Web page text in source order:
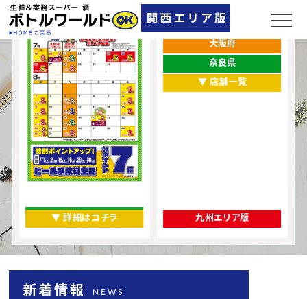
▼ 詳細はコチラ
兵庫県
大阪府
奈良県
▼ 店舗一覧
九州エリア版
新着情報 NEWS